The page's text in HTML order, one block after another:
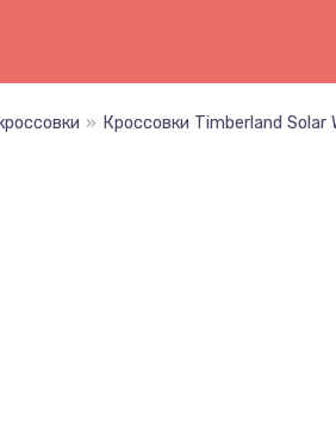
» Кроссовки Timberland